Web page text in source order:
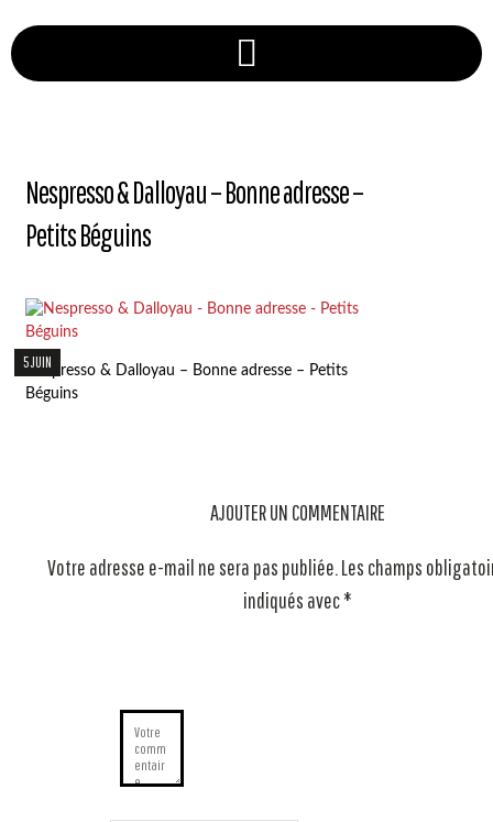
Nespresso & Dalloyau – Bonne adresse –
Petits Béguins
5 JUIN
Nespresso & Dalloyau – Bonne adresse – Petits
Béguins
AJOUTER UN COMMENTAIRE
Votre adresse e-mail ne sera pas publiée.Les champs
indiqués avec*